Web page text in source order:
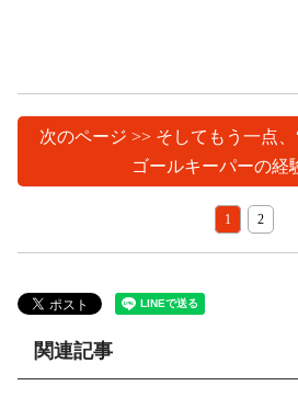
次のページ >> そしてもう一点
ゴールキーパーの経
1 2
関連記事